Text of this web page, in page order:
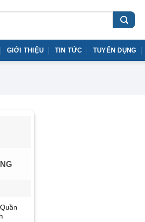
GIỚI THIỆU TIN TỨC TUYỂN DỤNG